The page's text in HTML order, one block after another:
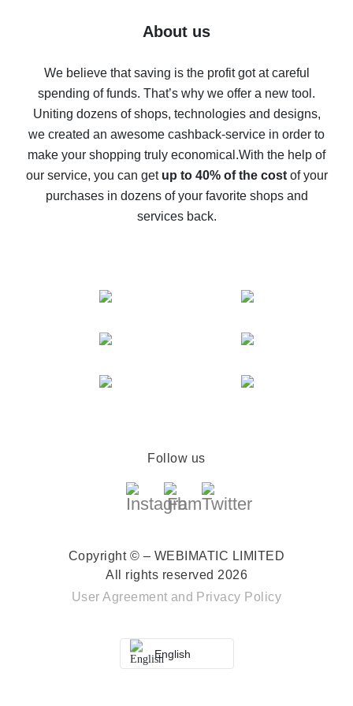
Five ways to get the most cash back on AliExpress
back
10% cash back on AliExpress - the impossible is
possible
The best cash back on AliExpress - how to find it
The best cash back service for AliExpress - let's
compare offers
About us
We believe that saving is the profit got at careful
spending of funds. That’s why we offer a new tool.
Uniting dozens of shops, technologies and designs,
we created an awesome cashback-service in order to
make your shopping truly economical.With the help of
our service, you can get up to 40% of the costof your
purchases in dozens of your favorite shops and
services back.
Follow us
Copyright © – WEBIMATIC LIMITED
All rights reserved 2026
User Agreement and Privacy Policy
English